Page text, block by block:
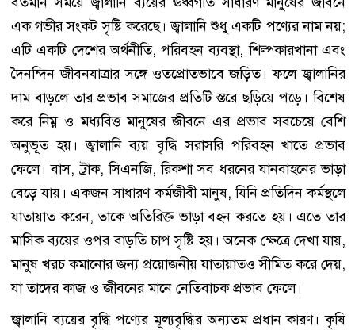
এক গভীর সংকট সৃষ্টি করেছে। জ্বালানি শুধু একটি পণ্যের নাম নয়;
এটি একটি দেশের অর্থনীতি, পরিবহন ব্যবস্থা, শিল্পকারখানা এবং
দৈনন্দিন জীবনযাত্রার সঙ্গে ওতপ্রোতভাবে জড়িত। ফলে জ্বালানির
দাম বাড়লে তার প্রভাব সমাজের প্রতিটি স্তরে ছড়িয়ে পড়ে। বিশেষ
করে নিম্ন ও মধ্যবিত্ত মানুষের জীবনে এর প্রভাব সবচেয়ে বেশি
অনুভূত হয়। জ্বালানি ব্যয় বৃদ্ধি সরাসরি পরিবহন খাতে প্রভাব
ফেলে। বাস, ট্রাক, সিএনজি, রিকশা সব ধরনের যানবাহনের ভাড়া
বেড়ে যায়। একজন সাধারণ কর্মজীবী মানুষ, যিনি প্রতিদিন কর্মস্থলে
যাতায়াত করেন, তাকে অতিরিক্ত ভাড়া বহন করতে হয়। এতে তার
মাসিক ব্যয়ের ওপর বাড়তি চাপ সৃষ্টি হয়। অনেক ক্ষেত্রে দেখা যায়,
মানুষ খরচ কমানোর জন্য প্রয়োজনীয় যাতায়াতও সীমিত করে দেয়,
যা তাদের কাজ ও জীবনের মানে নেতিবাচক প্রভাব ফেলে।
জ্বালানি ব্যয়ের বৃদ্ধি পণ্যের মূল্যবৃদ্ধির অন্যতম প্রধান কারণ। কৃষি